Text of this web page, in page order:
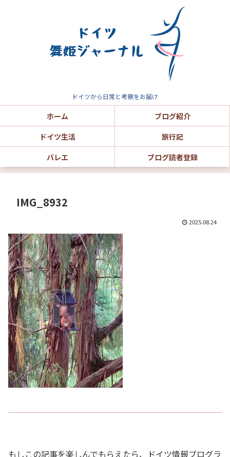
ドイツから日常と考察をお届け
ホーム
ブログ紹介
ドイツ生活
旅行記
バレエ
ブログ読者登録
IMG_8932
2025.08.24
もしこの記事を楽しんでもらえたら、ドイツ情報ブログラ